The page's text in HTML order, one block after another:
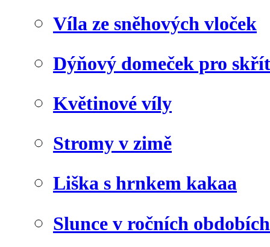
Víla ze sněhových vloček
Dýňový domeček pro
Květinové víly
Stromy v zimě
Liška s hrnkem kakaa
Slunce v ročních obdobích